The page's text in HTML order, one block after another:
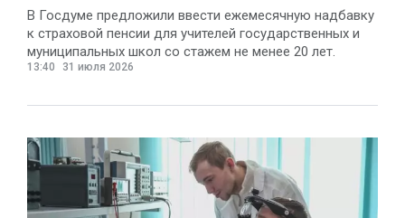
В Госдуме предложили ввести ежемесячную надбавку
к страховой пенсии для учителей государственных и
муниципальных школ со стажем не менее 20 лет.
13:40 31 июля 2026